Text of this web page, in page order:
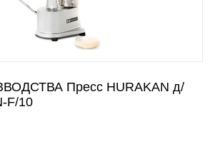
Пресс HURAKAN д/
F/10